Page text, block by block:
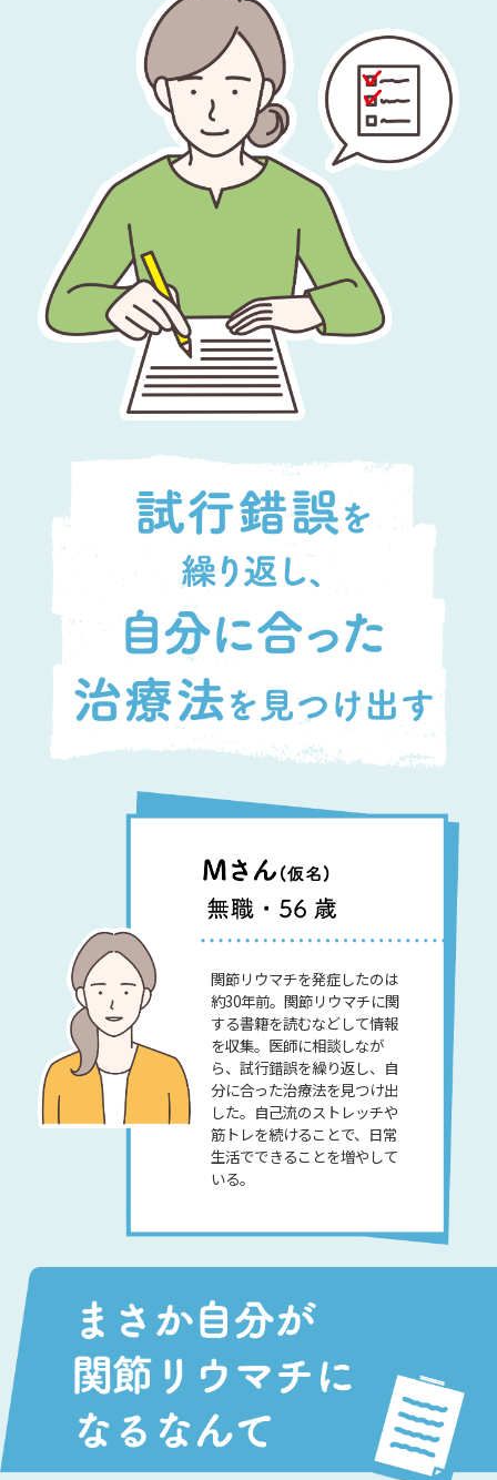
関節リウマチを発症したのは
約30年前。関節リウマチに関
する書籍を読むなどして情報
を収集。医師に相談しなが
ら、試行錯誤を繰り返し、自
分に合った治療法を見つけ出
した。自己流のストレッチや
筋トレを続けることで、日常
生活でできることを増やして
いる。